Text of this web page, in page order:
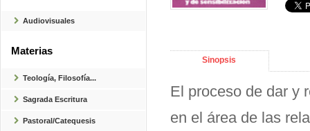
Audiovisuales
Materias
Teología, Filosofía...
Sagrada Escritura
Pastoral/Catequesis
Sinopsis
El proceso de dar y
en el área de las